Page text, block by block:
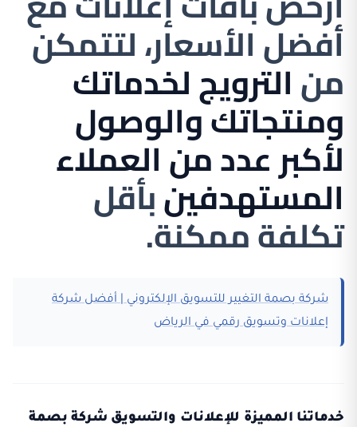
أفضل الأسعار، لتتمكن
منالترويج لخدماتك
ومنتجاتك والوصول
لأكبر عدد من العملاء
المستهدفينبأقل
تكلفة ممكنة.
شركة بصمة التغيير للتسويق الإلكتروني | أفضل شركة
إعلانات وتسويق رقمي في الرياض
خدماتنا المميزة للإعلانات والتسويق شركة بصمة